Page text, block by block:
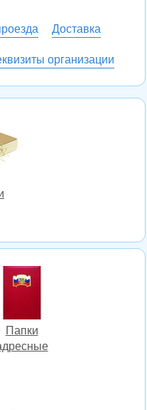
Папки
Доставка
организации